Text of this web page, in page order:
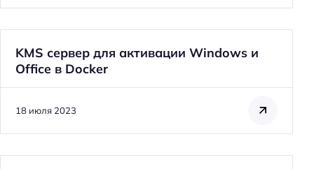
KMS сервер для активации Windows и
Office в Docker
18 июля 2023